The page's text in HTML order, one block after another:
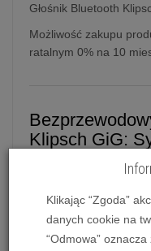
Głośnik Bluetooth
Możliwość zakupu
ratalnym 0% na 10
Klipsch GiG:
potężnego
system audio,
użytkownikach
Klikając “Zgoda”
danych cookie na
“Odmowa”